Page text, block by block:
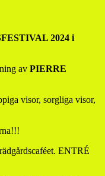
2024 i
av PIERRE
visor, sorgliga visor,
ENTRÉ